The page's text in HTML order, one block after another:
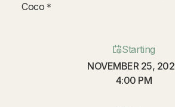
Coco＊
Starting
NOVEMBER 25,
4:00 PM